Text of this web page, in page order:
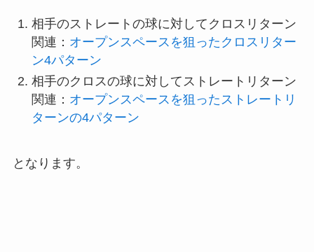
相手のストレートの球に対してクロスリターン
関連： オープンスペースを狙ったクロスリター
ン4パターン
相手のクロスの球に対してストレートリターン
関連： オープンスペースを狙ったストレートリ
ターンの4パターン
となります。